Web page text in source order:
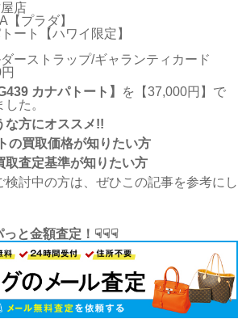
店
【プラダ】
ート【ハワイ限定】
ーストラップ/ギャランティカード
カナパトート】 を 【37,000円 】 で
た。
な方にオススメ!!
の買取価格が知りたい方
取査定基準が知りたい方
検討中の方は、ぜひこの記事を参考にし
と金額査定！☟☟☟